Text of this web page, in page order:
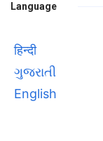
Language
हिन्दी
ગુજરાતી
English